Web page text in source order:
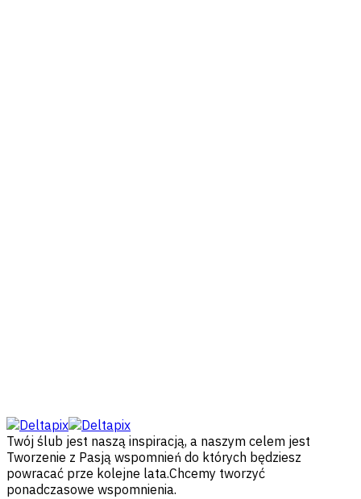
Twój ślub jest naszą inspiracją, a naszym celem jest
Tworzenie z Pasją wspomnień do których będziesz
powracać prze kolejne lata.Chcemy tworzyć
ponadczasowe wspomnienia.